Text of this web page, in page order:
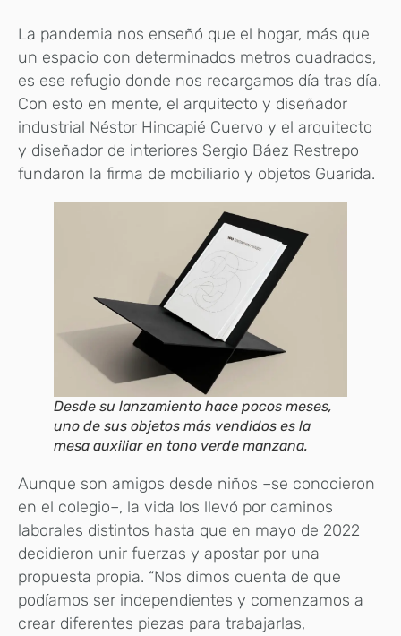
La pandemia nos enseñó que el hogar, más que
un espacio con determinados metros cuadrados,
es ese refugio donde nos recargamos día tras día.
Con esto en mente, el arquitecto y diseñador
industrial Néstor Hincapié Cuervo y el arquitecto
y diseñador de interiores Sergio Báez Restrepo
fundaron la firma de mobiliario y objetos Guarida.
Desde su lanzamiento hace pocos meses,
uno de sus objetos más vendidos es la
mesa auxiliar en tono verde manzana.
Aunque son amigos desde niños –se conocieron
en el colegio–, la vida los llevó por caminos
laborales distintos hasta que en mayo de 2022
decidieron unir fuerzas y apostar por una
propuesta propia. “Nos dimos cuenta de que
podíamos ser independientes y comenzamos a
crear diferentes piezas para trabajarlas,